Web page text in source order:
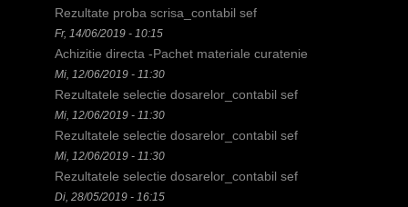
Rezultate proba scrisa_contabil sef
Fr, 14/06/2019 - 10:15
Achizitie directa -Pachet materiale curatenie
Mi, 12/06/2019 - 11:30
Rezultatele selectie dosarelor_contabil sef
Mi, 12/06/2019 - 11:30
Rezultatele selectie dosarelor_contabil sef
Mi, 12/06/2019 - 11:30
Rezultatele selectie dosarelor_contabil sef
Di, 28/05/2019 - 16:15